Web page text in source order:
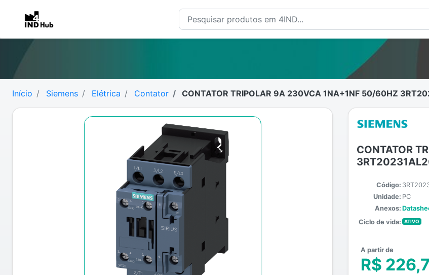
Início Siemens Elétrica Contator CONTATOR TRIPOLAR 9A 230VCA 1NA+1NF 50/60HZ
CONTATOR
Código:
Unidade: PC
Anexos:
Ciclo de vida:
ATIVO
A partir de
R$